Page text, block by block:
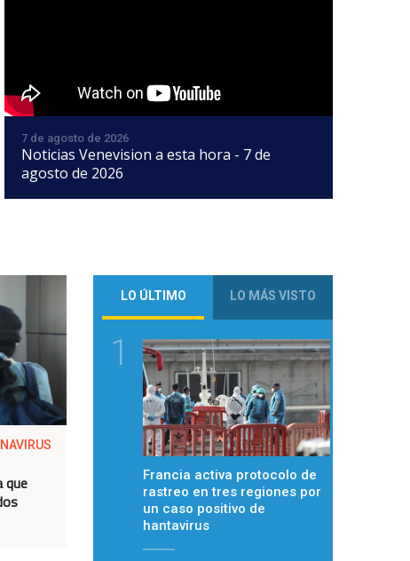
7 de agosto de 2026
Noticias Venevision a esta hora - 7 de
agosto de 2026
que
LO ÚLTIMO LO MÁS VISTO
1
Francia activa protocolo de
rastreo en tres regiones por
un caso positivo de
hantavirus